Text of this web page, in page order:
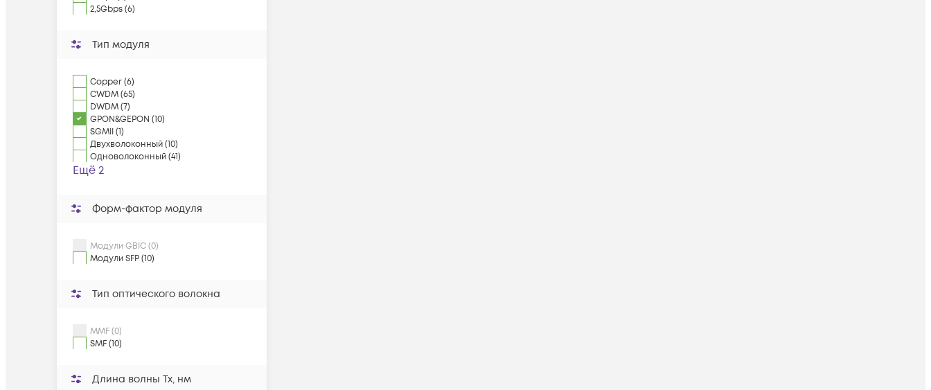
2,5Gbps (6)
Тип модуля
Copper (6)
CWDM (65)
DWDM (7)
GPON&GEPON (10)
SGMII (1)
Двухволоконный (10)
Одноволоконный (41)
Ещё 2
Форм-фактор модуля
Модули GBIC (0)
Модули SFP (10)
Тип оптического волокна
MMF (0)
SMF (10)
Длина волны Tx, нм